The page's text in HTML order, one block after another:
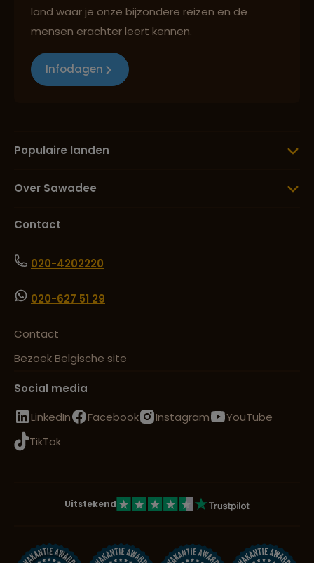
land waar je onze bijzondere reizen en de
mensen erachter leert kennen.
Infodagen
Populaire landen
Over Sawadee
Contact
020-4202220
020-627 51 29
Contact
Bezoek Belgische site
Social media
LinkedIn
Facebook Instagram
YouTube
TikTok
Uitstekend